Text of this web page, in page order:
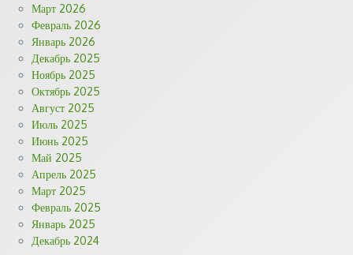
Март 2026
Февраль 2026
Январь 2026
Декабрь 2025
Ноябрь 2025
Октябрь 2025
Август 2025
Июль 2025
Июнь 2025
Май 2025
Апрель 2025
Март 2025
Февраль 2025
Январь 2025
Декабрь 2024